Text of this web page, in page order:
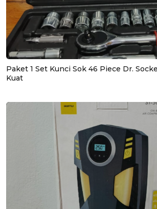
Paket 1 Set Kunci Sok 46 Piece Dr.
Kuat